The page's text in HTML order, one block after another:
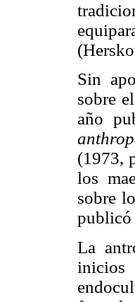
Sin
sobre
año
(1973,
los
sobre
publicó
La